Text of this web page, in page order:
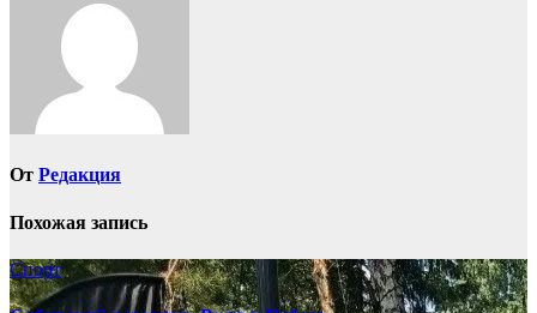
От Редакция
Похожая запись
Спорт